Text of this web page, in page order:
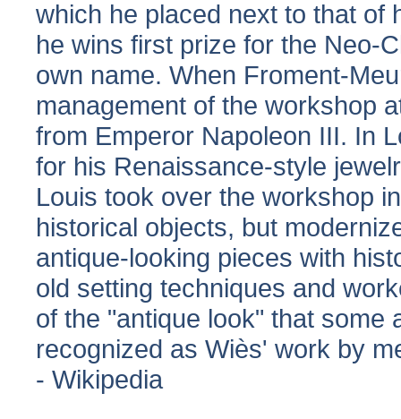
which he placed next to that of
he wins first prize for the Neo-
own name. When Froment-
management of the workshop
from Emperor Napoleon III. In
for his Renaissance-style
Louis took over the workshop
historical objects, but
antique-looking pieces with
old setting techniques and
of the "antique look" that some
recognized as Wiès' work by
- Wikipedia